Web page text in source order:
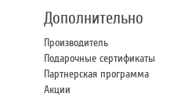
Дополнительно
Производитель
Подарочные сертификаты
Партнерская программа
Акции